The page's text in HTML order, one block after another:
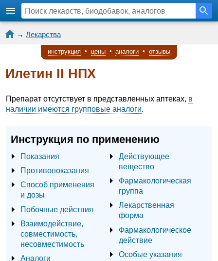
→ Лекарства
инструкция • цены • аналоги • отзывы
Илетин II НПХ
Препарат отсутствует в представленных аптеках, в
наличии имеются групповые аналоги.
Инструкция по применению
Показания
Противопоказания
Способ применения
и дозы
Побочные действия
Взаимодействие,
совместимость,
несовместимость
Аналоги
Действующее
вещество
Фармакологическая
группа
Лекарственная
форма
Фармакологическое
действие
Особые указания